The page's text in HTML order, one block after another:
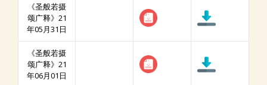
《圣般若摄
颂广释》21
年05月31日
《圣般若摄
颂广释》21
年06月01日